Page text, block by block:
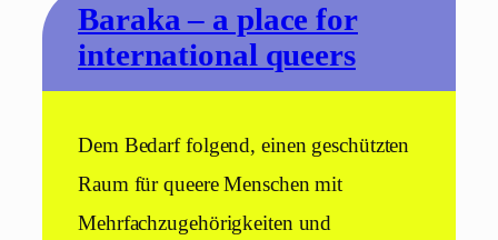
Baraka – a place for
international queers
Dem Bedarf folgend, einen geschützten
Raum für queere Menschen mit
Mehrfachzugehörigkeiten und